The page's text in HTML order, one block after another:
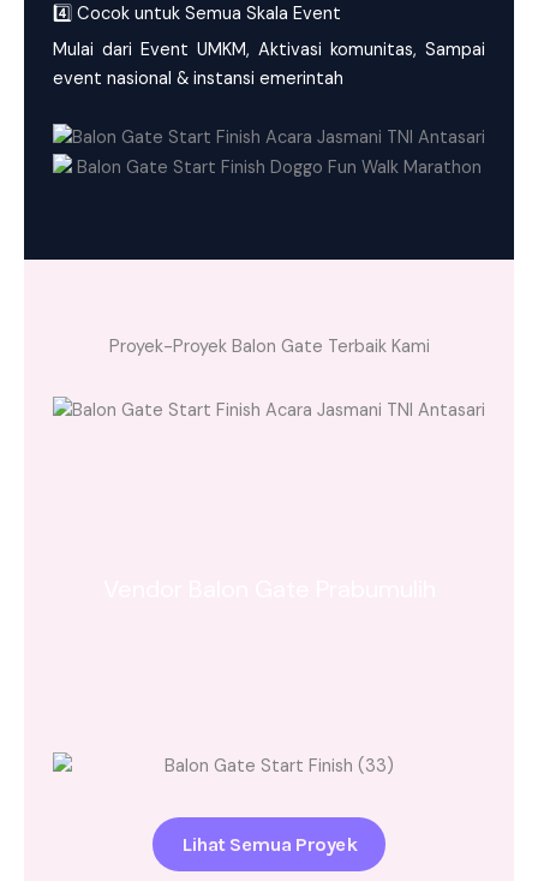
4️⃣ Cocok untuk Semua Skala Event
Mulai dari Event UMKM, Aktivasi komunitas, Sampai
event nasional & instansi emerintah
Proyek-Proyek Balon Gate Terbaik Kami
Lihat Semua Proyek